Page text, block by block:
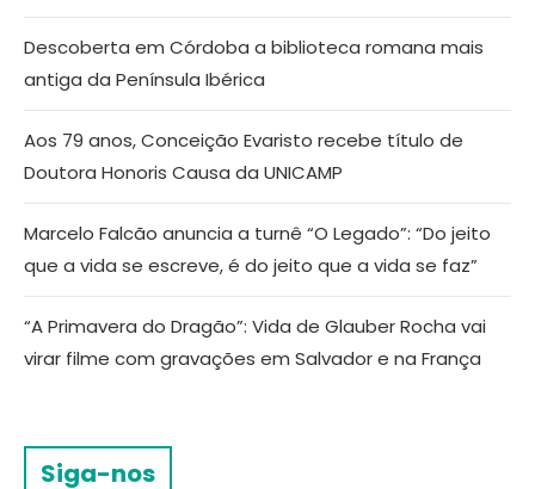
Descoberta em Córdoba a biblioteca romana mais
antiga da Península Ibérica
Aos 79 anos, Conceição Evaristo recebe título de
Doutora Honoris Causa da UNICAMP
Marcelo Falcão anuncia a turnê “O Legado”: “Do jeito
que a vida se escreve, é do jeito que a vida se faz”
“A Primavera do Dragão”: Vida de Glauber Rocha vai
virar filme com gravações em Salvador e na França
Siga-nos